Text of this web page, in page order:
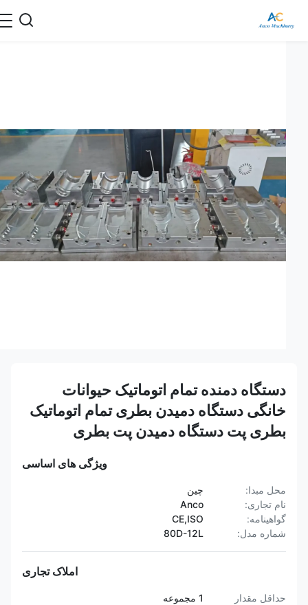
دستگاه دمنده تمام اتوماتیک حیوانات
خانگی دستگاه دمیدن بطری تمام اتوماتیک
بطری پت دستگاه دمیدن پت بطری
ویژگی های اساسی
محل مبدا:
نام تجاری:
Anco
گواهینامه:
CE,ISO
شماره مدل:
80D-12L
املاک تجاری
حداقل مقدار